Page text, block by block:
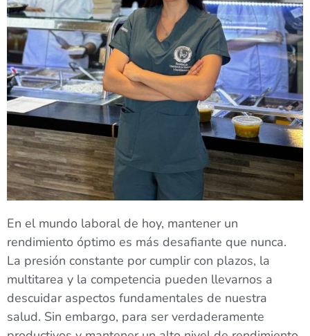
En el mundo laboral de hoy, mantener un
rendimiento óptimo es más desafiante que nunca.
La presión constante por cumplir con plazos, la
multitarea y la competencia pueden llevarnos a
descuidar aspectos fundamentales de nuestra
salud. Sin embargo, para ser verdaderamente